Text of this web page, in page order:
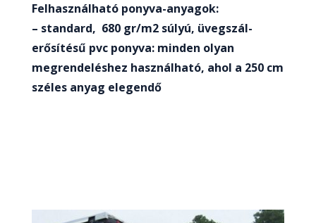
Felhasználható ponyva-anyagok:
– standard, 680 gr/m2 súlyú, üvegszál-
erősítésű pvc ponyva: minden olyan
megrendeléshez használható, ahol a 250 cm
széles anyag elegendő